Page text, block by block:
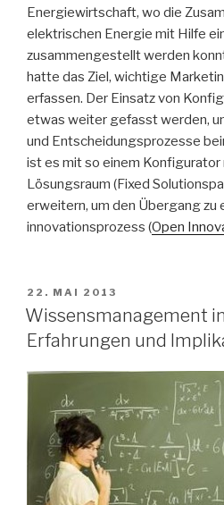
Energiewirtschaft, wo die
elektrischen Energie mit Hilfe
zusammengestellt werden
hatte das Ziel, wichtige
erfassen. Der Einsatz von
etwas weiter gefasst werden,
und Entscheidungsprozesse
ist es mit so einem
Lösungsraum (Fixed
erweitern, um den Übergang zu
innovationsprozess (Open
VERÖFFENTLICHT
AM
22. MAI 2013
Wissensmanagement
Erfahrungen und